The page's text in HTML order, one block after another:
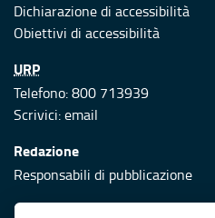
Dichiarazione di accessibilità
Obiettivi di accessibilità
URP
Telefono: 800 713939
Scrivici:email
Redazione
Responsabili di pubblicazione
Protezione civile